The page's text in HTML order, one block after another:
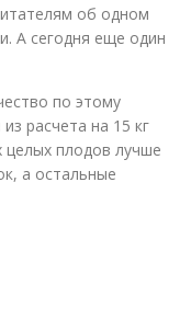
об одном
А сегодня еще один
по этому
расчета на 15 кг
целых плодов лучше
а остальные